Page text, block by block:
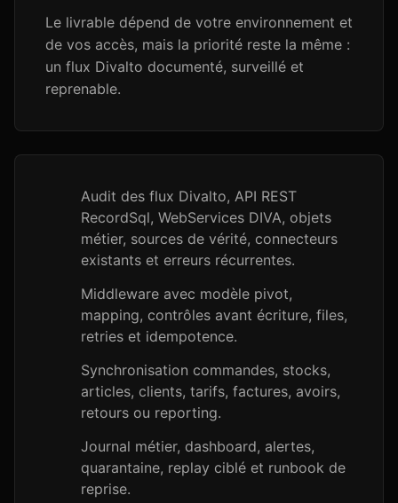
Le livrable dépend de votre environnement et
de vos accès, mais la priorité reste la même :
un flux Divalto documenté, surveillé et
reprenable.
Audit des flux Divalto, API REST
RecordSql, WebServices DIVA, objets
métier, sources de vérité, connecteurs
existants et erreurs récurrentes.
Middleware avec modèle pivot,
mapping, contrôles avant écriture, files,
retries et idempotence.
Synchronisation commandes, stocks,
articles, clients, tarifs, factures, avoirs,
retours ou reporting.
Journal métier, dashboard, alertes,
quarantaine, replay ciblé et runbook de
reprise.